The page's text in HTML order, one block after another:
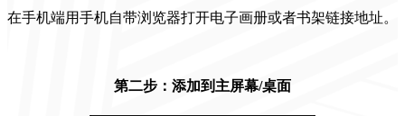
在手机端用手机自带浏览器打开电子画册或者书架链接地址。
第二步：添加到主屏幕/桌面